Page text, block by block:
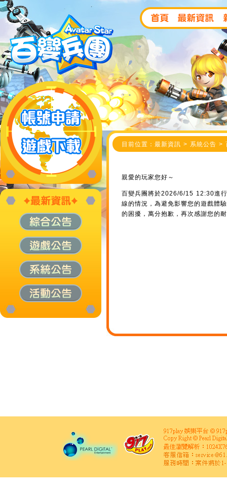
目前位置：最新資訊 > 系統公告
親愛的玩家您好～
百變兵團將於2026/6/15 12:30進
線的情況，為避免影響您的遊戲體
的困擾，萬分抱歉，再次感謝您的